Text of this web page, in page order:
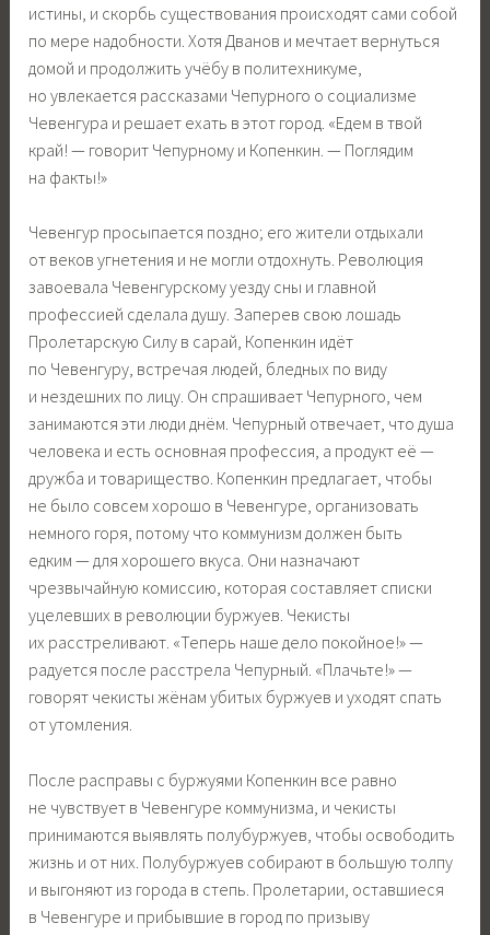
истины, и скорбь существования происходят сами собой
по мере надобности. Хотя Дванов и мечтает вернуться
домой и продолжить учёбу в политехникуме,
но увлекается рассказами Чепурного о социализме
Чевенгура и решает ехать в этот город. «Едем в твой
край! — говорит Чепурному и Копенкин. — Поглядим
на факты!»
Чевенгур просыпается поздно; его жители отдыхали
от веков угнетения и не могли отдохнуть. Революция
завоевала Чевенгурскому уезду сны и главной
профессией сделала душу. Заперев свою лошадь
Пролетарскую Силу в сарай, Копенкин идёт
по Чевенгуру, встречая людей, бледных по виду
и нездешних по лицу. Он спрашивает Чепурного, чем
занимаются эти люди днём. Чепурный отвечает, что душа
человека и есть основная профессия, а продукт её —
дружба и товарищество. Копенкин предлагает, чтобы
не было совсем хорошо в Чевенгуре, организовать
немного горя, потому что коммунизм должен быть
едким — для хорошего вкуса. Они назначают
чрезвычайную комиссию, которая составляет списки
уцелевших в революции буржуев. Чекисты
их расстреливают. «Теперь наше дело покойное!» —
радуется после расстрела Чепурный. «Плачьте!» —
говорят чекисты жёнам убитых буржуев и уходят спать
от утомления.
После расправы с буржуями Копенкин все равно
не чувствует в Чевенгуре коммунизма, и чекисты
принимаются выявлять полубуржуев, чтобы освободить
жизнь и от них. Полубуржуев собирают в большую толпу
и выгоняют из города в степь. Пролетарии, оставшиеся
в Чевенгуре и прибывшие в город по призыву